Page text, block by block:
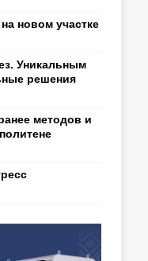
новом участке
Уникальным
решения
методов и